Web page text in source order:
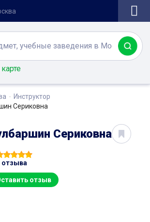
Инструктор
Сериковна
Сериковна
отзыва
отзыв